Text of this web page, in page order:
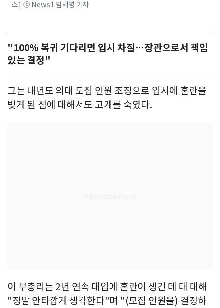
스1 ⓒ News1 임세영 기자
"100% 복귀 기다리면 입시 차질…장관으로서 책임
있는 결정"
그는 내년도 의대 모집 인원 조정으로 입시에 혼란을
빚게 된 점에 대해서도 고개를 숙였다.
이 부총리는 2년 연속 대입에 혼란이 생긴 데 대 대해
"정말 안타깝게 생각한다"며 "(모집 인원을) 결정하